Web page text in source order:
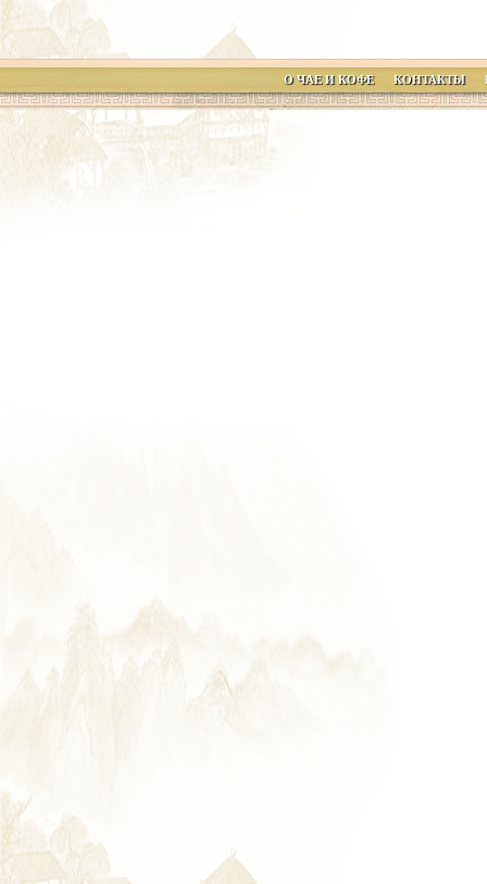
О ЧАЕ И КОФЕ КОНТАКТЫ